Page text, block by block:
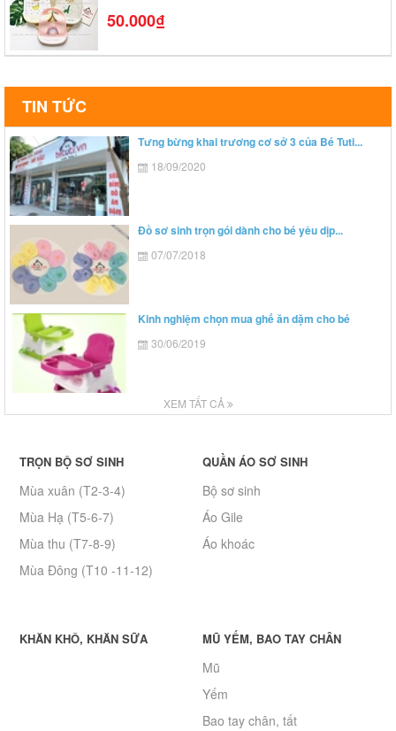
50.000₫
TIN TỨC
Tưng bừng khai trương cơ sở 3 của Bé Tuti...
18/09/2020
Đồ sơ sinh trọn gói dành cho bé yêu dịp...
07/07/2018
Kinh nghiệm chọn mua ghế ăn dặm cho bé
30/06/2019
XEM TẤT CẢ
TRỌN BỘ SƠ SINH
Mùa xuân (T2-3-4)
Mùa Hạ (T5-6-7)
Mùa thu (T7-8-9)
Mùa Đông (T10 -11-12)
QUẦN ÁO SƠ SINH
Bộ sơ sinh
Áo Gile
Áo khoác
KHĂN KHÔ, KHĂN SỮA MŨ YẾM, BAO TAY CHÂN
Mũ
Yếm
Bao tay chân, tất